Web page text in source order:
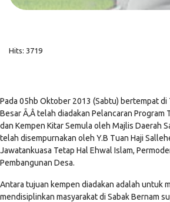
Hits: 3719
Pada 05hb Oktober 2013 (Sabtu) bertempat di
Besar Ã‚Â telah diadakan Pelancaran Program
dan Kempen Kitar Semula oleh Majlis Daerah
telah disempurnakan oleh Y.B Tuan Haji
Jawatankuasa Tetap Hal Ehwal Islam,
Pembangunan Desa.
Antara tujuan kempen diadakan adalah untuk
mendisiplinkan masyarakat di Sabak Bernam